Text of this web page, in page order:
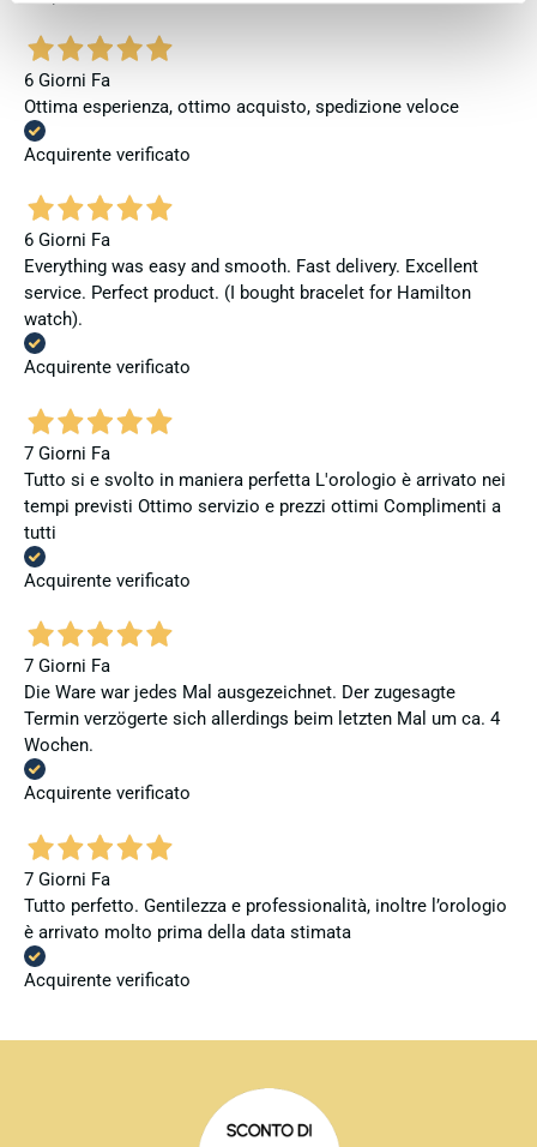
6 Giorni Fa
Ottima esperienza, ottimo acquisto, spedizione veloce
Acquirente verificato
6 Giorni Fa
Everything was easy and smooth. Fast delivery. Excellent
service. Perfect product. (I bought bracelet for Hamilton
watch).
Acquirente verificato
7 Giorni Fa
Tutto si e svolto in maniera perfetta L'orologio è arrivato nei
tempi previsti Ottimo servizio e prezzi ottimi Complimenti a
tutti
Acquirente verificato
7 Giorni Fa
Die Ware war jedes Mal ausgezeichnet. Der zugesagte
Termin verzögerte sich allerdings beim letzten Mal um ca. 4
Wochen.
Acquirente verificato
7 Giorni Fa
Tutto perfetto. Gentilezza e professionalità, inoltre l’orologio
è arrivato molto prima della data stimata
Acquirente verificato